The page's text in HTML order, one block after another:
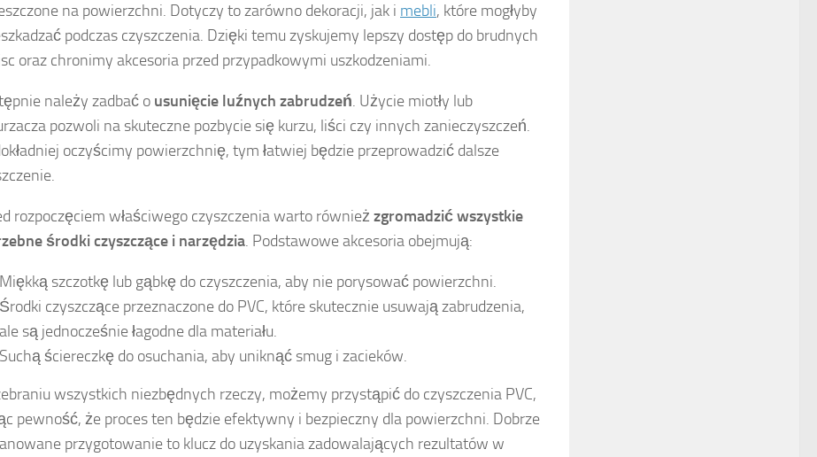
na powierzchni. Dotyczy to zarówno dekoracji, jak i mebli, które mogłyby
podczas czyszczenia. Dzięki temu zyskujemy lepszy dostęp do brudnych
oraz chronimy akcesoria przed przypadkowymi uszkodzeniami.
należy zadbać o usunięcie luźnych zabrudzeń. Użycie miotły lub
pozwoli na skuteczne pozbycie się kurzu, liści czy innych zanieczyszczeń.
oczyścimy powierzchnię, tym łatwiej będzie przeprowadzić dalsze
rozpoczęciem właściwego czyszczenia warto również zgromadzić wszystkie
środki czyszczące i narzędzia. Podstawowe akcesoria obejmują:
Miękką szczotkę lub gąbkę do czyszczenia, aby nie porysować powierzchni.
Środki czyszczące przeznaczone do PVC, które skutecznie usuwają zabrudzenia,
ale są jednocześnie łagodne dla materiału.
Suchą ściereczkę do osuchania, aby uniknąć smug i zacieków.
wszystkich niezbędnych rzeczy, możemy przystąpić do czyszczenia PVC,
pewność, że proces ten będzie efektywny i bezpieczny dla powierzchni. Dobrze
przygotowanie to klucz do uzyskania zadowalających rezultatów w